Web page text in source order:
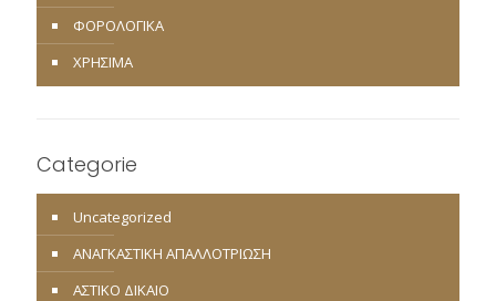
ΦΟΡΟΛΟΓΙΚΑ
ΧΡΗΣΙΜΑ
Categorie
Uncategorized
ΑΝΑΓΚΑΣΤΙΚΗ ΑΠΑΛΛΟΤΡΙΩΣΗ
ΑΣΤΙΚΟ ΔΙΚΑΙΟ